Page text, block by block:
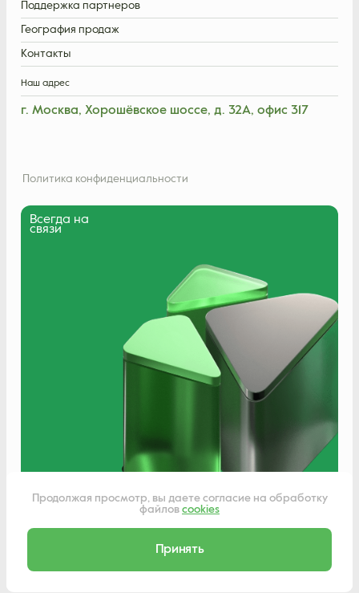
Продолжая просмотр, вы даете согласие на обработку
файлов cookies
Принять
Поддержка партнеров
География продаж
Контакты
Политика конфиденциальности
© 2011-2025 Компания К-Трейд | Все права защищены.
Наш адрес
г. Москва, Хорошёвское шоссе, д. 32А, офис 317
Всегда на
связи